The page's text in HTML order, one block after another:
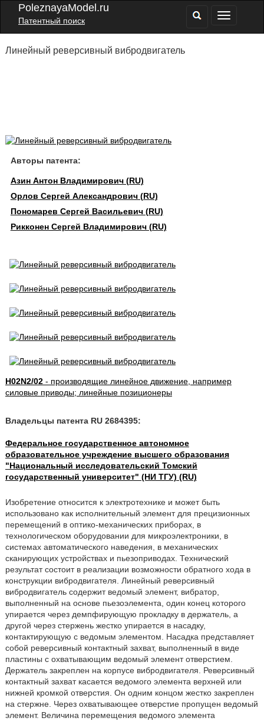
PoleznayaModel.ru
Патентный поиск
Линейный реверсивный вибродвигатель
Авторы патента:
Азин Антон Владимирович (RU)
Орлов Сергей Александрович (RU)
Пономарев Сергей Васильевич (RU)
Рикконен Сергей Владимирович (RU)
H02N2/02- производящие линейное движение, например
силовые приводы; линейные позиционеры
Владельцы патента RU 2684395:
Федеральное государственное автономное
образовательное учреждение высшего образования
"Национальный исследовательский Томский
государственный университет" (НИ ТГУ) (RU)
Изобретение относится к электротехнике и может быть
использовано как исполнительный элемент для прецизионных
перемещений в оптико-механических приборах, в
технологическом оборудовании для микроэлектроники, в
системах автоматического наведения, в механических
сканирующих устройствах и пьезоприводах. Технический
результат состоит в реализации возможности обратного хода в
конструкции вибродвигателя. Линейный реверсивный
вибродвигатель содержит ведомый элемент, вибратор,
выполненный на основе пьезоэлемента, один конец которого
упирается через демпфирующую прокладку в держатель, а
другой через стержень жестко упирается в насадку,
контактирующую с ведомым элементом. Насадка представляет
собой реверсивный контактный захват, выполненный в виде
пластины с охватывающим ведомый элемент отверстием.
Держатель закреплен на корпусе вибродвигателя. Реверсивный
контактный захват касается ведомого элемента верхней или
нижней кромкой отверстия. Он одним концом жестко закреплен
на стержне. Через охватывающее отверстие пропущен ведомый
элемент. Величина перемещения ведомого элемента